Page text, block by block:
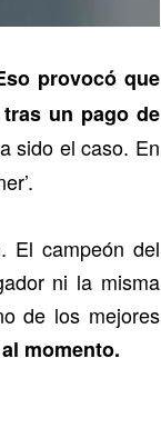
provocó que
un pago de
sido el caso. En
El campeón del
ni la misma
de los mejores
momento.